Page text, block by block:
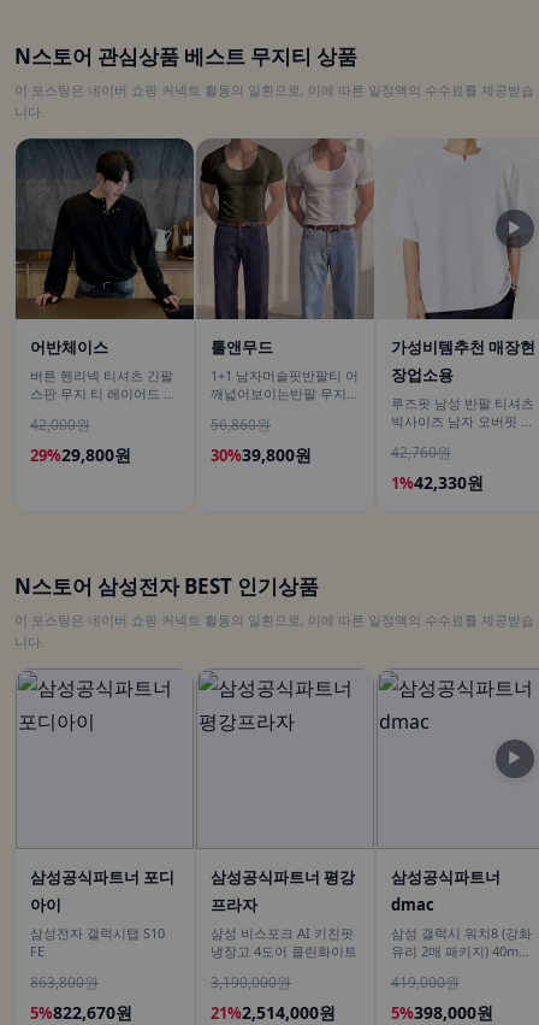
N스토어 관심상품 베스트 무지티 상품
이 포스팅은 네이버 쇼핑 커넥트 활동의 일환으로, 이에 따른 일정액의 수수료를 제공받습
니다.
어반체이스
버튼 헨리넥 티셔츠 긴팔
스판 무지 티 레이어드 이
룩
42,000원
29%29,800원
톨앤무드
1+1 남자머슬핏반팔티 어
깨넓어보이는반팔 무지티
56,860원
30%39,800원
가성비템추천 매장현
장업소용
루즈핏 남성 반팔 티셔츠
빅사이즈 남자 오버핏 티
42,760원
1%42,330원
▶
N스토어 삼성전자 BEST 인기상품
이 포스팅은 네이버 쇼핑 커넥트 활동의 일환으로, 이에 따른 일정액의 수수료를 제공받습
니다.
삼성공식파트너 포디
아이
삼성전자 갤럭시탭 S10
FE
863,800원
5%822,670원
삼성공식파트너 평강
프라자
삼성 비스포크 AI 키친핏
냉장고 4도어 클린화이트
3,190,000원
21%2,514,000원
삼성공식파트너
dmac
삼성 갤럭시 워치8 (강화
유리 2매 패키지) 40mm
L320
419,000원
5%398,000원
▶